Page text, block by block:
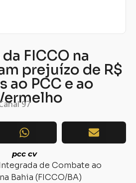
FICCO na
prejuízo de R$
ao PCC e ao
97
pcc cv
de Combate ao
Bahia (FICCO/BA)